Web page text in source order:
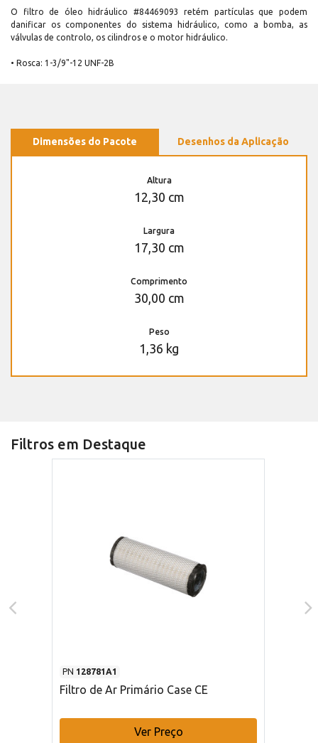
O filtro de óleo hidráulico #84469093 retém partículas que podem
danificar os componentes do sistema hidráulico, como a bomba, as
válvulas de controlo, os cilindros e o motor hidráulico.
• Rosca: 1-3/9"-12 UNF-2B
Dimensões do Pacote Desenhos da Aplicação
Altura
12,30 cm
Largura
17,30 cm
Comprimento
30,00 cm
Peso
1,36 kg
Filtros em Destaque
PN 128781A1
Filtro de Ar Primário Case CE
Ver Preço